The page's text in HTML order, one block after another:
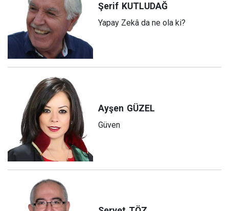
Şerif KUTLUDAĞ
Yapay Zekâ da ne ola ki?
Ayşen GÜZEL
Güven